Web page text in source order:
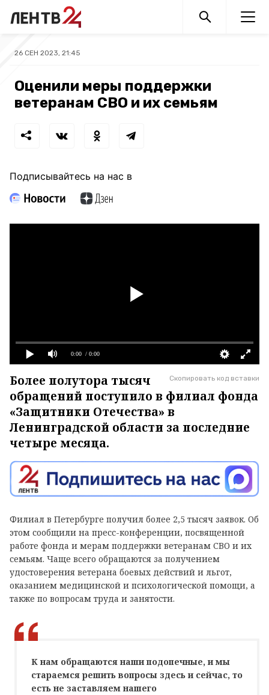
26 СЕН 2023, 21:45
Оценили меры поддержки
ветеранам СВО и их семьям
Подписывайтесь на нас в
0:00 / 0:00
Скопировать код вставки
Более полутора тысяч
обращений поступило в филиал фонда
«Защитники Отечества» в
Ленинградской области за последние
четыре месяца.
Филиал в Петербурге получил более 2,5 тысяч заявок. Об
этом сообщили на пресс-конференции, посвященной
работе фонда и мерам поддержки ветеранам СВО и их
семьям. Чаще всего обращаются за получением
удостоверения ветерана боевых действий и льгот,
оказанием медицинской и психологической помощи, а
также по вопросам труда и занятости.
К нам обращаются наши подопечные, и мы
стараемся решить вопросы здесь и сейчас, то
есть не заставляем нашего